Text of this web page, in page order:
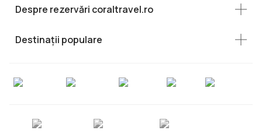
Despre rezervări coraltravel.ro
Destinații populare